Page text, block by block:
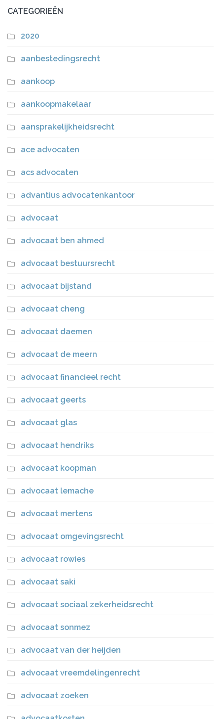
CATEGORIEËN
2020
aanbestedingsrecht
aankoop
aankoopmakelaar
aansprakelijkheidsrecht
ace advocaten
acs advocaten
advantius advocatenkantoor
advocaat
advocaat ben ahmed
advocaat bestuursrecht
advocaat bijstand
advocaat cheng
advocaat daemen
advocaat de meern
advocaat financieel recht
advocaat geerts
advocaat glas
advocaat hendriks
advocaat koopman
advocaat lemache
advocaat mertens
advocaat omgevingsrecht
advocaat rowies
advocaat saki
advocaat sociaal zekerheidsrecht
advocaat sonmez
advocaat van der heijden
advocaat vreemdelingenrecht
advocaat zoeken